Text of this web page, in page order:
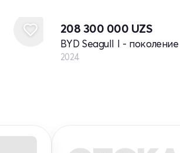
208 300 000 UZS
BYD Seagull I - поколение
2024